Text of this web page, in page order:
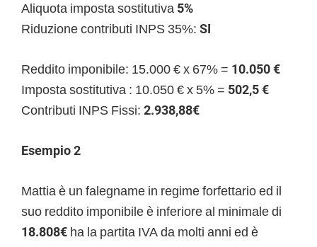
Aliquota imposta sostitutiva 5%
Riduzione contributi INPS 35%: SI
Reddito imponibile: 15.000 € x 67% = 10.050 €
Imposta sostitutiva : 10.050 € x 5% = 502,5 €
Contributi INPS Fissi: 2.938,88€
Esempio 2
Mattia è un falegname in regime forfettario ed il
suo reddito imponibile è inferiore al minimale di
18.808€ ha la partita IVA da molti anni ed è